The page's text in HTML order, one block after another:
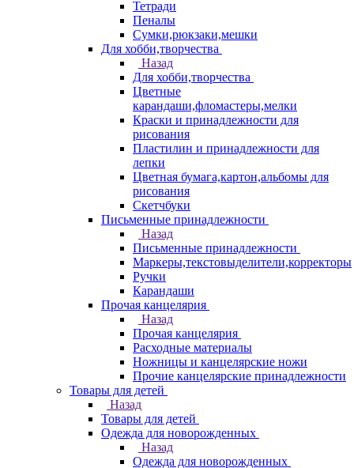
Тетради
Пеналы
Сумки,рюкзаки,мешки
Для хобби,творчества
Назад
Для хобби,творчества
Цветные
карандаши,фломастеры,мелки
Краски и принадлежности для
рисования
Пластилин и принадлежности для
лепки
Цветная бумага,картон,альбомы для
рисования
Скетчбуки
Письменные принадлежности
Назад
Письменные принадлежности
Маркеры,текстовыделители,корректоры
Ручки
Карандаши
Прочая канцелярия
Назад
Прочая канцелярия
Расходные материалы
Ножницы и канцелярские ножи
Прочие канцелярские принадлежности
Товары для детей
Назад
Товары для детей
Одежда для новорожденных
Назад
Одежда для новорожденных